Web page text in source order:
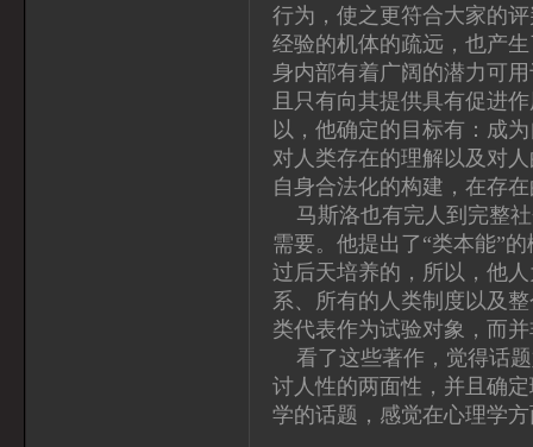
行为，使之更符合大家的
经验的机体的疏远，也产
身内部有着广阔的潜力可
且只有向其提供具有促进
以，他确定的目标有：成
对人类存在的理解以及对
自身合法化的构建，在存
马斯洛也有完人到完整社
需要。他提出了“类本能”
过后天培养的，所以，他
系、所有的人类制度以及
类代表作为试验对象，而
看了这些著作，觉得话题
讨人性的两面性，并且确
学的话题，感觉在心理学